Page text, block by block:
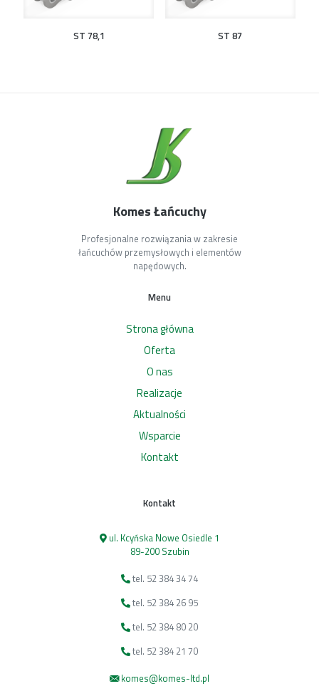
ST 78,1 ST 87
Komes Łańcuchy
Profesjonalne rozwiązania w zakresie
łańcuchów przemysłowych i elementów
napędowych.
Menu
Strona główna
Oferta
O nas
Realizacje
Aktualności
Wsparcie
Kontakt
Kontakt
ul. Kcyńska Nowe Osiedle 1
89-200 Szubin
tel. 52 384 34 74
tel. 52 384 26 95
tel. 52 384 80 20
tel. 52 384 21 70
komes@komes-ltd.pl